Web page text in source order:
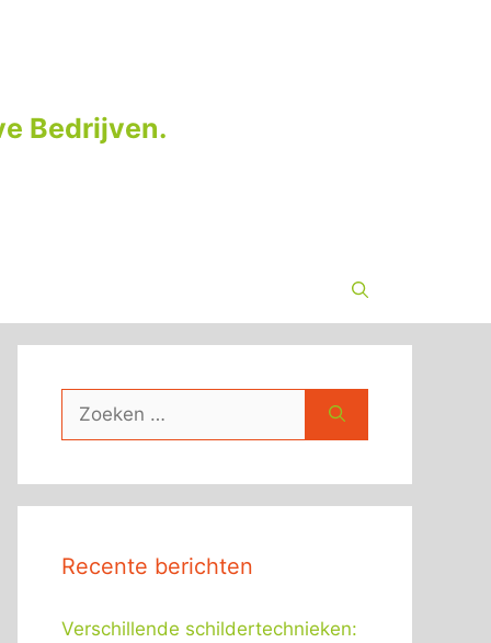
Bedrijven.
naar:
Recente berichten
Verschillende schildertechnieken: